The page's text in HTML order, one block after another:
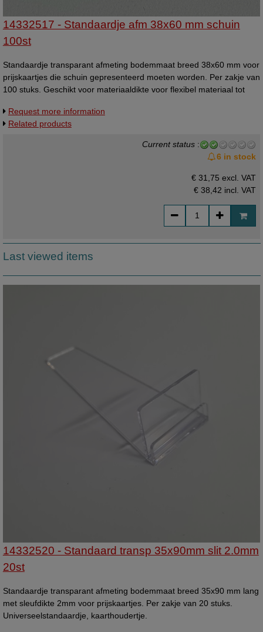
14332517 - Standaardje afm 38x60 mm schuin
100st
Standaardje transparant afmeting bodemmaat breed 38x60 mm voor
prijskaartjes die schuin gepresenteerd moeten worden. Per zakje van
100 stuks. Geschikt voor materiaaldikte voor flexibel materiaal tot
kaarthoudertje.
Request more information
Related products
Current status :
6 in stock
€ 31,75 excl. VAT
€ 38,42 incl. VAT
Last viewed items
14332520 - Standaard transp 35x90mm slit 2.0mm
20st
Standaardje transparant afmeting bodemmaat breed 35x90 mm lang
met sleufdikte 2mm voor prijskaartjes. Per zakje van 20 stuks.
Universeelstandaardje, kaarthoudertje.